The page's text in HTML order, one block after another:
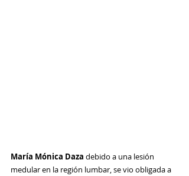
María Mónica Daza debido a una lesión
medular en la región lumbar, se vio obligada a